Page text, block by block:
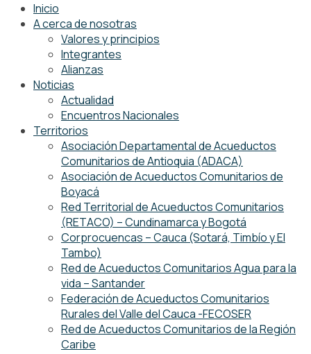
Inicio
A cerca de nosotras
Valores y principios
Integrantes
Alianzas
Noticias
Actualidad
Encuentros Nacionales
Territorios
Asociación Departamental de Acueductos
Comunitarios de Antioquia (ADACA)
Asociación de Acueductos Comunitarios de
Boyacá
Red Territorial de Acueductos Comunitarios
(RETACO) – Cundinamarca y Bogotá
Corprocuencas – Cauca (Sotará, Timbío y El
Tambo)
Red de Acueductos Comunitarios Agua para la
vida – Santander
Federación de Acueductos Comunitarios
Rurales del Valle del Cauca -FECOSER
Red de Acueductos Comunitarios de la Región
Caribe